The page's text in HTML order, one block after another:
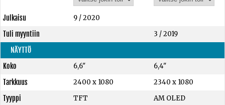
Julkaisu
9 / 2020
Tuli myyntiin
3 / 2019
NÄYTTÖ
Koko
6,6"
6,4"
Tarkkuus
2400 x 1080
2340 x 1080
Tyyppi
TFT
AM OLED